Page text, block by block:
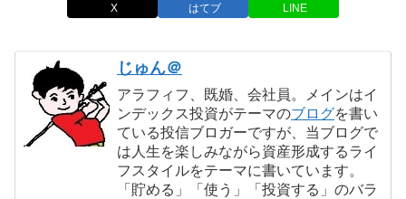
X はてブ LINE
じゅん＠
アラフィフ、既婚、会社員。メインはイ
ンデックス投資がテーマのブログを書い
ている投信ブロガーですが、当ブログで
は人生を楽しみながら資産形成するライ
フスタイルをテーマに書いています。
「貯める」「使う」「投資する」のバラ